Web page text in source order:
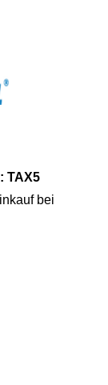
TAX5
bei